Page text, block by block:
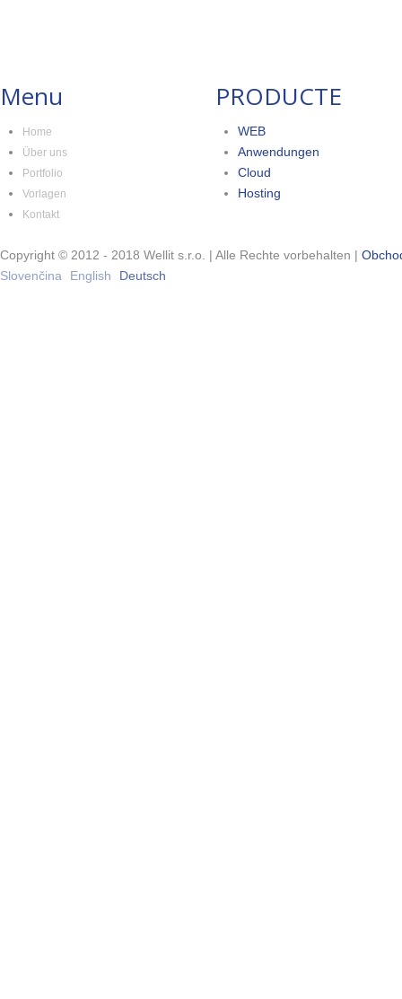
Menu
Home
Über uns
Portfolio
Vorlagen
Kontakt
PRODUCTE
WEB
Anwendungen
Cloud
Hosting
Copyright © 2012 - 2018 Wellit s.r.o. | Alle Rechte vorbehalten |
Slovenčina
English Deutsch